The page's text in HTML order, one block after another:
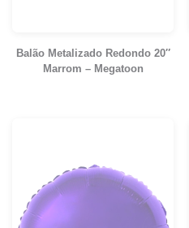
Balão Metalizado Redondo 20″
Marrom – Megatoon